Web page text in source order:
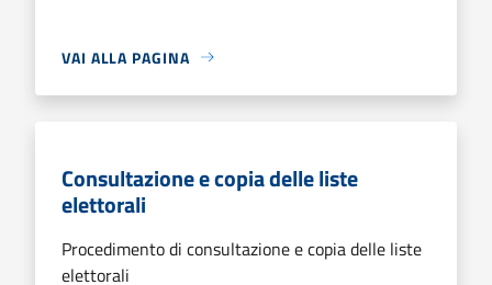
VAI ALLA PAGINA
Consultazione e copia delle liste
elettorali
Procedimento di consultazione e copia delle liste
elettorali